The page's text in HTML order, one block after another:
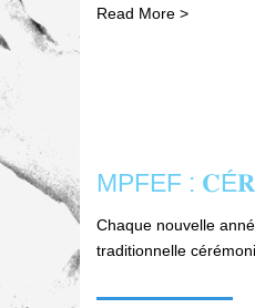
Read More >
MPFEF :
Chaque nouvelle
traditionnelle